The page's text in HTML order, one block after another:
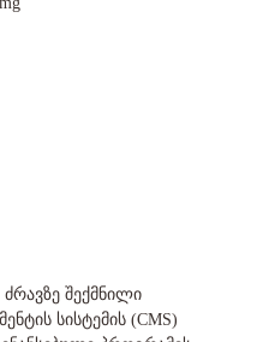
შექმნილი
სისტემის (CMS)